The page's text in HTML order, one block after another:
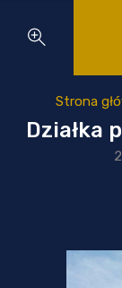
Strona
Działka